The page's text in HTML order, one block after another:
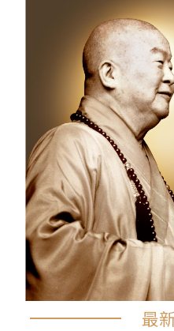
最